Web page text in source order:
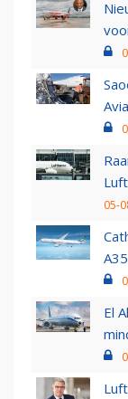
05-
El